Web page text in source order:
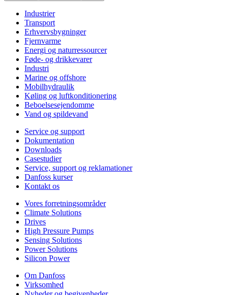
Industrier
Transport
Erhvervsbygninger
Fjernvarme
Energi og naturressourcer
Føde- og drikkevarer
Industri
Marine og offshore
Mobilhydraulik
Køling og luftkonditionering
Beboelsesejendomme
Vand og spildevand
Service og support
Dokumentation
Downloads
Casestudier
Service, support og reklamationer
Danfoss kurser
Kontakt os
Vores forretningsområder
Climate Solutions
Drives
High Pressure Pumps
Sensing Solutions
Power Solutions
Silicon Power
Om Danfoss
Virksomhed